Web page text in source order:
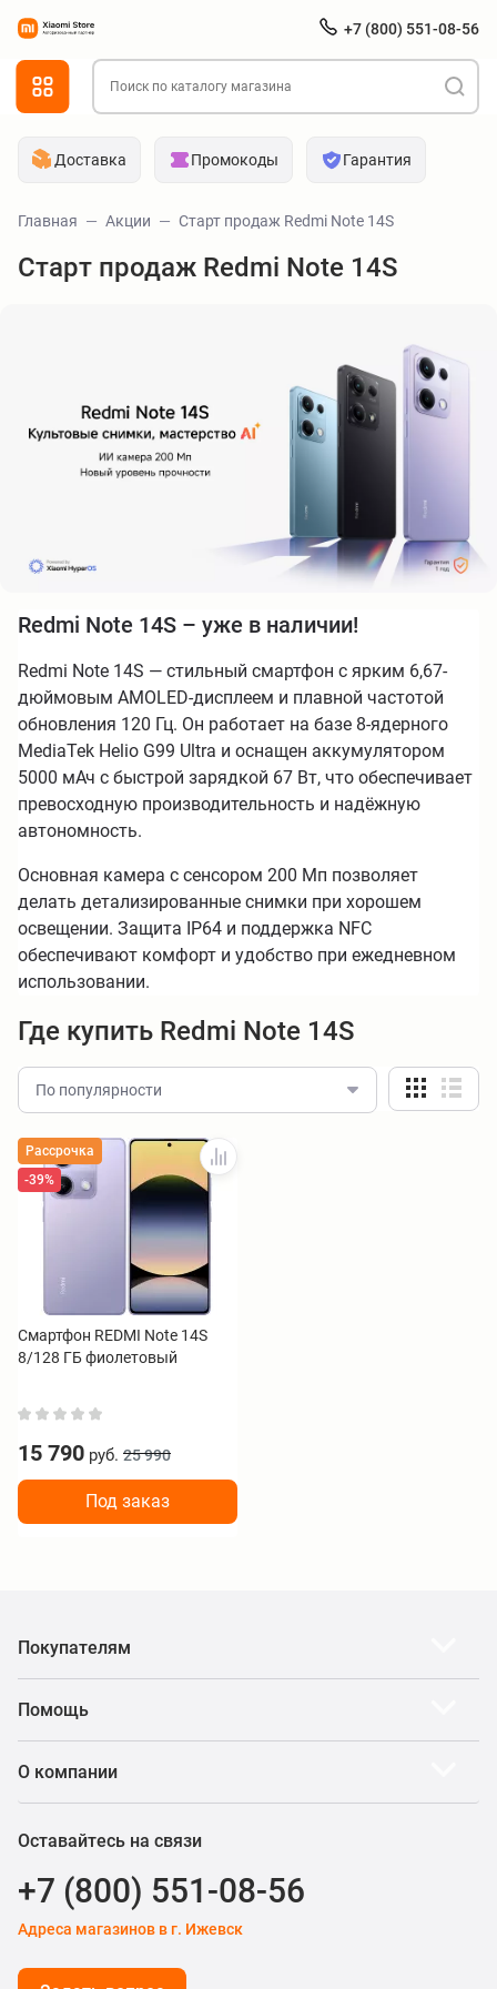
+7 (800) 551-08-56
Доставка Промокоды Гарантия
Главная Акции Старт продаж Redmi Note 14S
Старт продаж Redmi Note 14S
Redmi Note 14S – уже в наличии!
Redmi Note 14S — стильный смартфон с ярким 6,67-
дюймовым AMOLED-дисплеем и плавной частотой
обновления 120 Гц. Он работает на базе 8-ядерного
MediaTek Helio G99 Ultra и оснащен аккумулятором
5000 мАч с быстрой зарядкой 67 Вт, что обеспечивает
превосходную производительность и надёжную
автономность.
Основная камера с сенсором 200 Мп позволяет
делать детализированные снимки при хорошем
освещении. Защита IP64 и поддержка NFC
обеспечивают комфорт и удобство при ежедневном
использовании.
Где купить Redmi Note 14S
По популярности
Рассрочка
-39%
Смартфон REDMI Note 14S
8/128 ГБ фиолетовый
15 790 руб. 25 990
Под заказ
Покупателям
Помощь
О компании
Оставайтесь на связи
+7 (800) 551-08-56
Адреса магазинов в г. Ижевск